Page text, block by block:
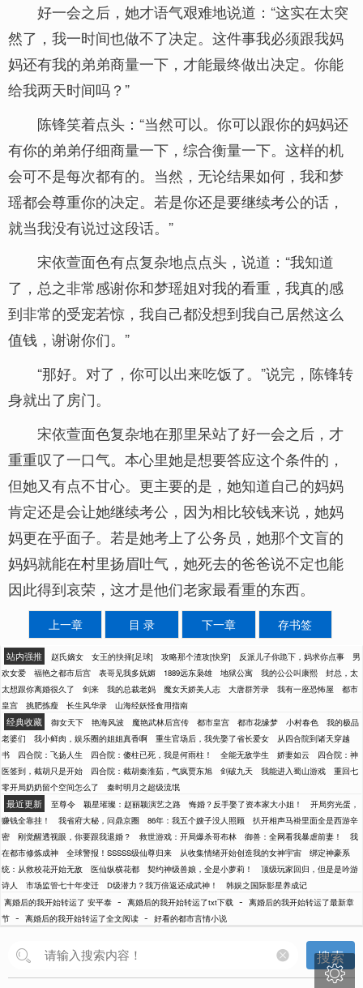
好一会之后，她才语气艰难地说道：“这实在太突
然了，我一时间也做不了决定。这件事我必须跟我妈
妈还有我的弟弟商量一下，才能最终做出决定。你能
给我两天时间吗？”
陈锋笑着点头：“当然可以。你可以跟你的妈妈还
有你的弟弟仔细商量一下，综合衡量一下。这样的机
会可不是每次都有的。当然，无论结果如何，我和梦
瑶都会尊重你的决定。若是你还是要继续考公的话，
就当我没有说过这段话。”
宋依萱面色有点复杂地点点头，说道：“我知道
了，总之非常感谢你和梦瑶姐对我的看重，我真的感
到非常的受宠若惊，我自己都没想到我自己居然这么
值钱，谢谢你们。”
“那好。对了，你可以出来吃饭了。”说完，陈锋转
身就出了房门。
宋依萱面色复杂地在那里呆站了好一会之后，才
重重叹了一口气。本心里她是想要答应这个条件的，
但她又有点不甘心。更主要的是，她知道自己的妈妈
肯定还是会让她继续考公，因为相比较钱来说，她妈
妈更在乎面子。若是她考上了公务员，她那个文盲的
妈妈就能在村里扬眉吐气，她死去的爸爸说不定也能
因此得到哀荣，这才是他们老家最看重的东西。
上一章 目 录 下一章 存书签
站内强推 赵氏嫡女 女王的抉择[足球] 攻略那个渣攻[快穿] 反派儿子你跪下，妈求你点事
男
欢女爱
福艳之都市后宫 表哥见我多妩媚 1889远东枭雄 地狱公寓 我的公公叫康熙
封总，太
太想跟你离婚很久了
剑来 我的总裁老妈 魔女天娇美人志 大唐群芳录 我有一座恐怖屋
都市
皇宫
挑肥拣瘦 长生风华录 山海经妖怪食用指南
经典收藏 御女天下 艳海风波 魔艳武林后宫传 都市皇宫 都市花缘梦 小村春色
我的极品
老婆们
我小鲜肉，娱乐圈的姐姐真香啊 重生官场后，我先娶了省长爱女
从四合院到诸天穿越
书
四合院：飞扬人生 四合院：傻柱已死，我是何雨柱！ 全能无敌学生 娇妻如云
四合院：神
医签到，截胡只是开始
四合院：截胡秦淮茹，气疯贾东旭 剑破九天 我能进入蜀山游戏
重回七
零开局奶奶留个空间怎么了
秦时明月之超级流氓
最近更新 至尊令 颖星璀璨：赵丽颖演艺之路 悔婚？反手娶了资本家大小姐！
开局穷光蛋，
赚钱全靠挂！
我省府大秘，问鼎京圈 86年：我五个嫂子没人照顾
扒开相声马褂里面全是西游辛
密
刚觉醒透视眼，你要跟我退婚？ 救世游戏：开局爆杀哥布林 御兽：全网看我暴虐前妻！
我
在都市修炼成神
全球警报！SSSSS级仙尊归来 从收集情绪开始创造我的女神宇宙
绑定神豪系
统：从救校花开始无敌
医仙纵横花都 契约神级兽娘，全是小萝莉！
顶级玩家回归，但是是吟游
诗人
市场监管七十年变迁 D级潜力？我万倍返还成武神！
韩娱之国际影星养成记
离婚后的我开始转运了 安平泰 - 离婚后的我开始转运了txt下载 - 离婚后的我开始转运了最新章
节 - 离婚后的我开始转运了全文阅读 - 好看的都市言情小说
搜索
